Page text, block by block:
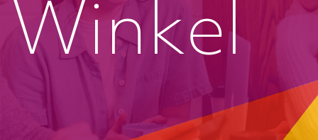
Winkel